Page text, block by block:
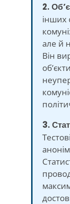
2.
інших
але й
Він
3.